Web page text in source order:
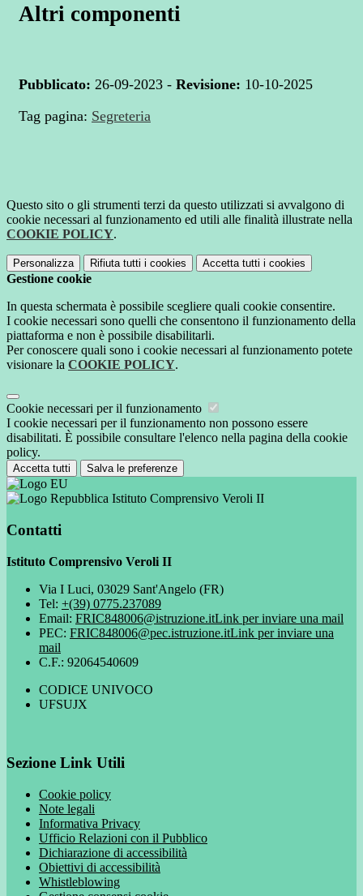
Altri componenti
Pubblicato: 26-09-2023 - Revisione: 10-10-2025
Tag pagina: Segreteria
Questo sito o gli strumenti terzi da questo utilizzati si avvalgono di
cookie necessari al funzionamento ed utili alle finalità illustrate nella
COOKIE POLICY.
Personalizza Rifiuta tutti i cookies Accetta tutti i cookies
Gestione cookie
In questa schermata è possibile scegliere quali cookie consentire.
I cookie necessari sono quelli che consentono il funzionamento della
piattaforma e non è possibile disabilitarli.
Per conoscere quali sono i cookie necessari al funzionamento potete
visionare la COOKIE POLICY.
Cookie necessari per il funzionamento
I cookie necessari per il funzionamento non possono essere
disabilitati. È possibile consultare l'elenco nella pagina della cookie
policy.
Accetta tutti Salva le preferenze
Istituto Comprensivo Veroli II
Contatti
Istituto Comprensivo Veroli II
Via I Luci, 03029 Sant'Angelo (FR)
Tel: +(39) 0775.237089
Email: FRIC848006@istruzione.itLink per inviare una mail
PEC: FRIC848006@pec.istruzione.itLink per inviare una
mail
C.F.: 92064540609
CODICE UNIVOCO
UFSUJX
Sezione Link Utili
Cookie policy
Note legali
Informativa Privacy
Ufficio Relazioni con il Pubblico
Dichiarazione di accessibilità
Obiettivi di accessibilità
Whistleblowing